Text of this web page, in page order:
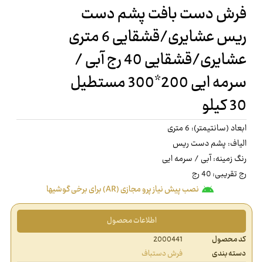
فرش دست بافت پشم دست
ریس عشایری/قشقایی 6 متری
عشایری/قشقایی 40 رج آبی /
سرمه ایی 200*300 مستطیل
30 کیلو
ابعاد (سانتیمتر): 6 متری
الیاف: پشم دست ریس
رنگ زمینه: آبی / سرمه ایی
رج تقریبی: 40 رج
نصب پیش نیاز پرو مجازی (AR) برای برخی گوشیها
اطلاعات محصول
کد محصول
2000441
دسته بندی
فرش دستباف